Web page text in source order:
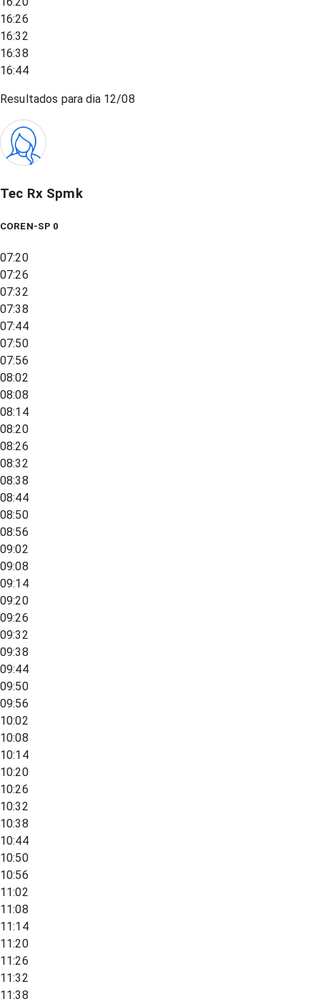
16:26
16:32
16:38
16:44
Resultados para dia 12/08
Tec Rx Spmk
COREN-SP 0
07:20
07:26
07:32
07:38
07:44
07:50
07:56
08:02
08:08
08:14
08:20
08:26
08:32
08:38
08:44
08:50
08:56
09:02
09:08
09:14
09:20
09:26
09:32
09:38
09:44
09:50
09:56
10:02
10:08
10:14
10:20
10:26
10:32
10:38
10:44
10:50
10:56
11:02
11:08
11:14
11:20
11:26
11:32
11:38